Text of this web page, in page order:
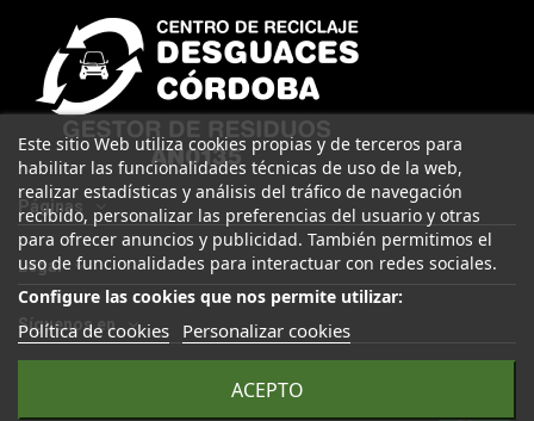
Páginas
Legal
Este sitio Web utiliza cookies propias y de terceros para
habilitar las funcionalidades técnicas de uso de la web,
realizar estadísticas y análisis del tráfico de navegación
recibido, personalizar las preferencias del usuario y otras
para ofrecer anuncios y publicidad. También permitimos el
uso de funcionalidades para interactuar con redes sociales.
Configure las cookies que nos permite utilizar:
Política de cookies Personalizar cookies
ACEPTO
Síguenos en